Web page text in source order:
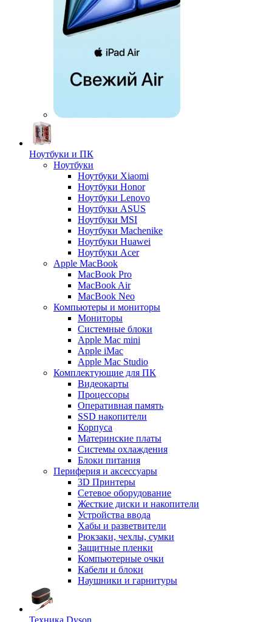
Ноутбуки и ПК
Ноутбуки
Ноутбуки Xiaomi
Ноутбуки Honor
Ноутбуки Lenovo
Ноутбуки ASUS
Ноутбуки MSI
Ноутбуки Machenike
Ноутбуки Huawei
Ноутбуки Acer
Apple MacBook
MacBook Pro
MacBook Air
MacBook Neo
Компьютеры и мониторы
Мониторы
Системные блоки
Apple Mac mini
Apple iMac
Apple Mac Studio
Комплектующие для ПК
Видеокарты
Процессоры
Оперативная память
SSD накопители
Корпуса
Материнские платы
Системы охлаждения
Блоки питания
Периферия и аксессуары
3D Принтеры
Сетевое оборудование
Жесткие диски и накопители
Устройства ввода
Хабы и разветвители
Рюкзаки, чехлы, сумки
Защитные пленки
Компьютерные очки
Кабели и блоки
Наушники и гарнитуры
Техника Dyson